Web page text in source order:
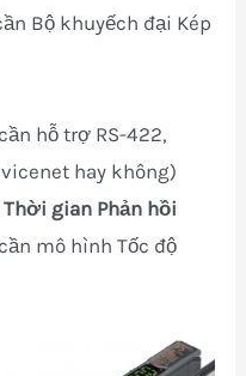
Bộ khuyếch đại Kép
hỗ trợ RS-422,
hay không)
gian Phản hồi
mô hình Tốc độ